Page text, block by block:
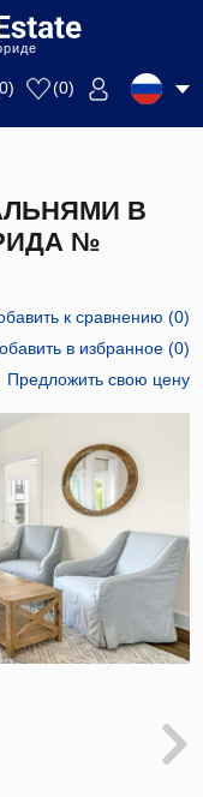
) (0)
В
№
к сравнению (0)
в избранное(0)
Предложить свою цену